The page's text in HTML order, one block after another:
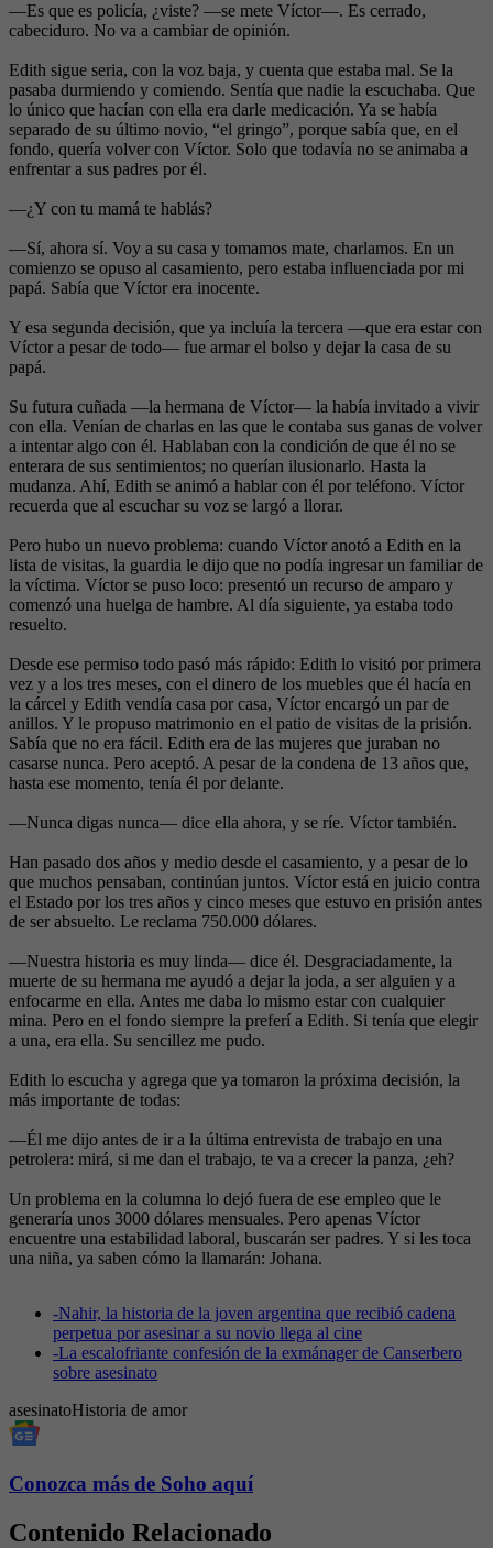
—Es que es policía, ¿viste? —se mete Víctor—. Es cerrado,
cabeciduro. No va a cambiar de opinión.
Edith sigue seria, con la voz baja, y cuenta que estaba mal. Se la
pasaba durmiendo y comiendo. Sentía que nadie la escuchaba. Que
lo único que hacían con ella era darle medicación. Ya se había
separado de su último novio, “el gringo”, porque sabía que, en el
fondo, quería volver con Víctor. Solo que todavía no se animaba a
enfrentar a sus padres por él.
—¿Y con tu mamá te hablás?
—Sí, ahora sí. Voy a su casa y tomamos mate, charlamos. En un
comienzo se opuso al casamiento, pero estaba influenciada por mi
papá. Sabía que Víctor era inocente.
Y esa segunda decisión, que ya incluía la tercera —que era estar con
Víctor a pesar de todo— fue armar el bolso y dejar la casa de su
papá.
Su futura cuñada —la hermana de Víctor— la había invitado a vivir
con ella. Venían de charlas en las que le contaba sus ganas de volver
a intentar algo con él. Hablaban con la condición de que él no se
enterara de sus sentimientos; no querían ilusionarlo. Hasta la
mudanza. Ahí, Edith se animó a hablar con él por teléfono. Víctor
recuerda que al escuchar su voz se largó a llorar.
Pero hubo un nuevo problema: cuando Víctor anotó a Edith en la
lista de visitas, la guardia le dijo que no podía ingresar un familiar de
la víctima. Víctor se puso loco: presentó un recurso de amparo y
comenzó una huelga de hambre. Al día siguiente, ya estaba todo
resuelto.
Desde ese permiso todo pasó más rápido: Edith lo visitó por primera
vez y a los tres meses, con el dinero de los muebles que él hacía en
la cárcel y Edith vendía casa por casa, Víctor encargó un par de
anillos. Y le propuso matrimonio en el patio de visitas de la prisión.
Sabía que no era fácil. Edith era de las mujeres que juraban no
casarse nunca. Pero aceptó. A pesar de la condena de 13 años que,
hasta ese momento, tenía él por delante.
—Nunca digas nunca— dice ella ahora, y se ríe. Víctor también.
Han pasado dos años y medio desde el casamiento, y a pesar de lo
que muchos pensaban, continúan juntos. Víctor está en juicio contra
el Estado por los tres años y cinco meses que estuvo en prisión antes
de ser absuelto. Le reclama 750.000 dólares.
—Nuestra historia es muy linda— dice él. Desgraciadamente, la
muerte de su hermana me ayudó a dejar la joda, a ser alguien y a
enfocarme en ella. Antes me daba lo mismo estar con cualquier
mina. Pero en el fondo siempre la preferí a Edith. Si tenía que elegir
a una, era ella. Su sencillez me pudo.
Edith lo escucha y agrega que ya tomaron la próxima decisión, la
más importante de todas:
—Él me dijo antes de ir a la última entrevista de trabajo en una
petrolera: mirá, si me dan el trabajo, te va a crecer la panza, ¿eh?
Un problema en la columna lo dejó fuera de ese empleo que le
generaría unos 3000 dólares mensuales. Pero apenas Víctor
encuentre una estabilidad laboral, buscarán ser padres. Y si les toca
una niña, ya saben cómo la llamarán: Johana.
-Nahir, la historia de la joven argentina que recibió cadena
perpetua por asesinar a su novio llega al cine
-La escalofriante confesión de la exmánager de Canserbero
sobre asesinato
asesinatoHistoria de amor
Conozca más de Soho aquí
Contenido Relacionado